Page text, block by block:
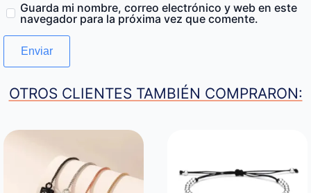
Guarda mi nombre, correo electrónico y web en este
navegador para la próxima vez que comente.
OTROS CLIENTES TAMBIÉN COMPRARON: